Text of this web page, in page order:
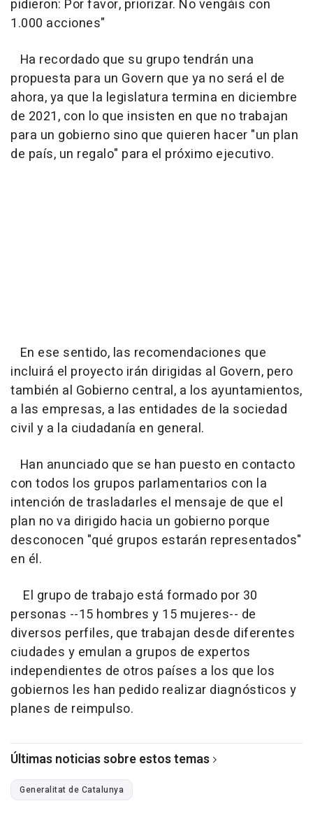
pidieron: Por favor, priorizar. No vengáis con
1.000 acciones"
Ha recordado que su grupo tendrán una
propuesta para un Govern que ya no será el de
ahora, ya que la legislatura termina en diciembre
de 2021, con lo que insisten en que no trabajan
para un gobierno sino que quieren hacer "un plan
de país, un regalo" para el próximo ejecutivo.
En ese sentido, las recomendaciones que
incluirá el proyecto irán dirigidas al Govern, pero
también al Gobierno central, a los ayuntamientos,
a las empresas, a las entidades de la sociedad
civil y a la ciudadanía en general.
Han anunciado que se han puesto en contacto
con todos los grupos parlamentarios con la
intención de trasladarles el mensaje de que el
plan no va dirigido hacia un gobierno porque
desconocen "qué grupos estarán representados"
en él.
El grupo de trabajo está formado por 30
personas --15 hombres y 15 mujeres-- de
diversos perfiles, que trabajan desde diferentes
ciudades y emulan a grupos de expertos
independientes de otros países a los que los
gobiernos les han pedido realizar diagnósticos y
planes de reimpulso.
Últimas noticias sobre estos temas
Generalitat de Catalunya